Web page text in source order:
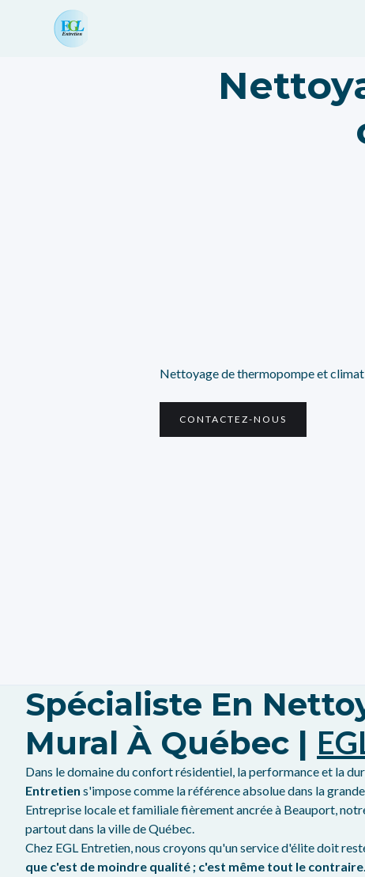
Nettoyage de thermopompe et
CONTACTEZ-NOUS
Spécialiste En
Mural À Québec |
Dans le domaine du confort résidentiel, la performance et la
Entretien s'impose comme la référence absolue dans la
Entreprise locale et familiale fièrement ancrée à Beauport,
partout dans la ville de Québec.
Chez EGL Entretien, nous croyons qu'un service d'élite doit
que c'est de moindre qualité ; c'est même tout le contraire